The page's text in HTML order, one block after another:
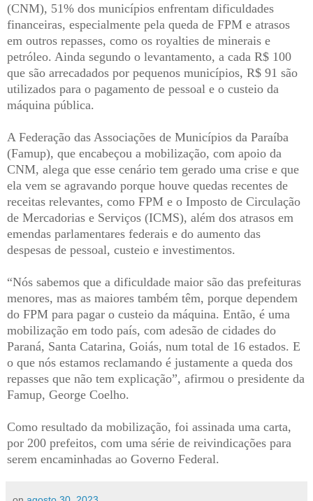
(CNM), 51% dos municípios enfrentam dificuldades
financeiras, especialmente pela queda de FPM e atrasos
em outros repasses, como os royalties de minerais e
petróleo. Ainda segundo o levantamento, a cada R$ 100
que são arrecadados por pequenos municípios, R$ 91 são
utilizados para o pagamento de pessoal e o custeio da
máquina pública.
A Federação das Associações de Municípios da Paraíba
(Famup), que encabeçou a mobilização, com apoio da
CNM, alega que esse cenário tem gerado uma crise e que
ela vem se agravando porque houve quedas recentes de
receitas relevantes, como FPM e o Imposto de Circulação
de Mercadorias e Serviços (ICMS), além dos atrasos em
emendas parlamentares federais e do aumento das
despesas de pessoal, custeio e investimentos.
“Nós sabemos que a dificuldade maior são das prefeituras
menores, mas as maiores também têm, porque dependem
do FPM para pagar o custeio da máquina. Então, é uma
mobilização em todo país, com adesão de cidades do
Paraná, Santa Catarina, Goiás, num total de 16 estados. E
o que nós estamos reclamando é justamente a queda dos
repasses que não tem explicação”, afirmou o presidente da
Famup, George Coelho.
Como resultado da mobilização, foi assinada uma carta,
por 200 prefeitos, com uma série de reivindicações para
serem encaminhadas ao Governo Federal.